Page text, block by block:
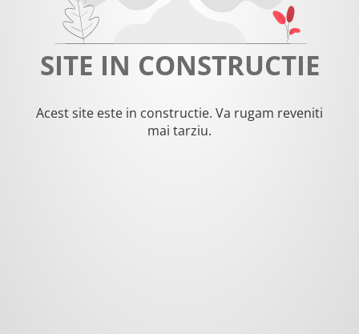
SITE IN CONSTRUCTIE
Acest site este in constructie. Va rugam reveniti
mai tarziu.